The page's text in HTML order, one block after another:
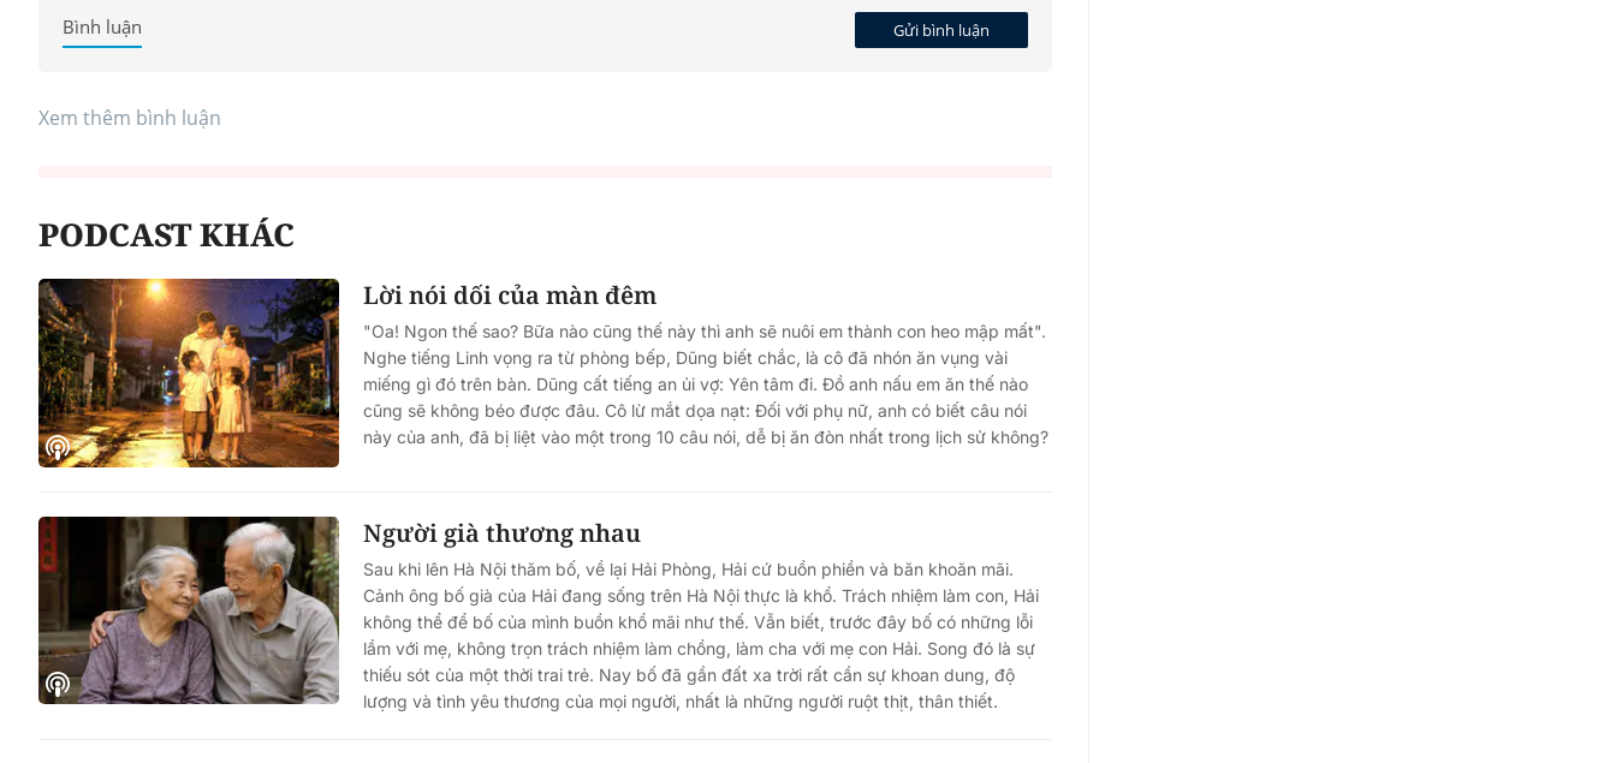
Gửi bình luận
Bình luận
Xem thêm bình luận
PODCAST KHÁC
Lời nói dối của màn đêm
"Oa! Ngon thế sao? Bữa nào cũng thế này thì anh sẽ nuôi em thành con heo mập mất".
Nghe tiếng Linh vọng ra từ phòng bếp, Dũng biết chắc, là cô đã nhón ăn vụng vài
miếng gì đó trên bàn. Dũng cất tiếng an ủi vợ: Yên tâm đi. Đồ anh nấu em ăn thế nào
cũng sẽ không béo được đâu. Cô lừ mắt dọa nạt: Đối với phụ nữ, anh có biết câu nói
này của anh, đã bị liệt vào một trong 10 câu nói, dễ bị ăn đòn nhất trong lịch sử không?
Người già thương nhau
Sau khi lên Hà Nội thăm bố, về lại Hải Phòng, Hải cứ buồn phiền và băn khoăn mãi.
Cảnh ông bố già của Hải đang sống trên Hà Nội thực là khổ. Trách nhiệm làm con, Hải
không thể để bố của mình buồn khổ mãi như thế. Vẫn biết, trước đây bố có những lỗi
lầm với mẹ, không trọn trách nhiệm làm chồng, làm cha với mẹ con Hải. Song đó là sự
thiếu sót của một thời trai trẻ. Nay bố đã gần đất xa trời rất cần sự khoan dung, độ
lượng và tình yêu thương của mọi người, nhất là những người ruột thịt, thân thiết.